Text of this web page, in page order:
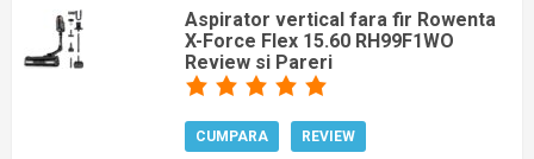
Aspirator vertical fara fir Rowenta
X-Force Flex 15.60 RH99F1WO
Review si Pareri
CUMPARA REVIEW